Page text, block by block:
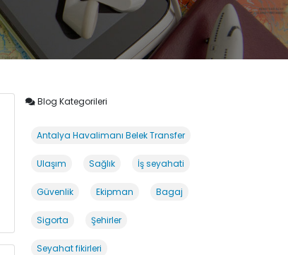
Blog Kategorileri
Antalya Havalimanı Belek Transfer
Ulaşım Sağlık İş seyahati
Güvenlik Ekipman Bagaj
Sigorta Şehirler
Seyahat fikirleri